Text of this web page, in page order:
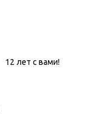
12 лет с вами!